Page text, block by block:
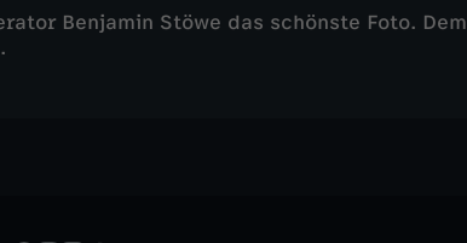
Benjamin Stöwe das schönste Foto. Dem